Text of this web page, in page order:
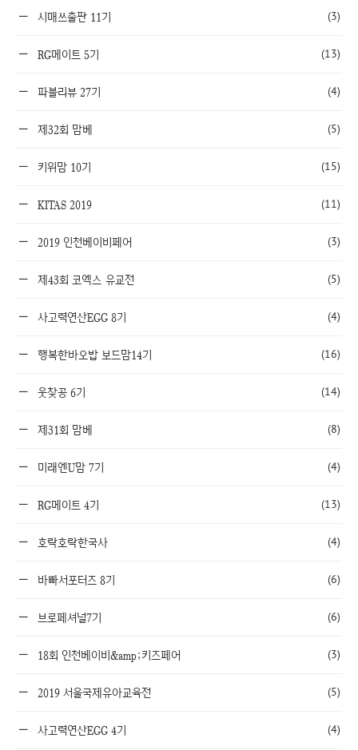
시매쓰출판 11기 (3)
RG메이트 5기 (13)
파블리뷰 27기 (4)
제32회 맘베 (5)
키위맘 10기 (15)
KITAS 2019 (11)
2019 인천베이비페어 (3)
제43회 코엑스 유교전 (5)
사고력연산EGG 8기 (4)
행복한바오밥 보드맘14기 (16)
웃찾공 6기 (14)
제31회 맘베 (8)
미래엔U맘 7기 (4)
RG메이트 4기 (13)
호락호락한국사 (4)
바빠서포터즈 8기 (6)
브로페셔널7기 (6)
18회 인천베이비&amp;키즈페어 (3)
2019 서울국제유아교육전 (5)
사고력연산EGG 4기 (4)